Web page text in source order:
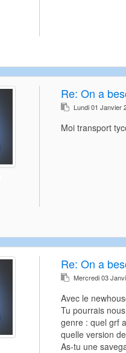
Re: On a
Lundi 01 Janvier
Moi transport
Re: On a
Mercredi 03
Avec le
Tu pourrais
genre : quel grf
quelle version
As-tu une